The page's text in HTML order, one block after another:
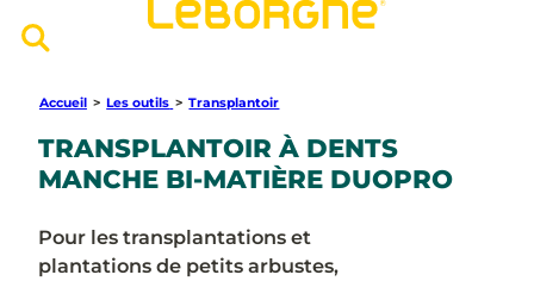
Accueil > Les outils > Transplantoir
TRANSPLANTOIR À DENTS
MANCHE BI-MATIÈRE DUOPRO
Pour les transplantations et
plantations de petits arbustes,